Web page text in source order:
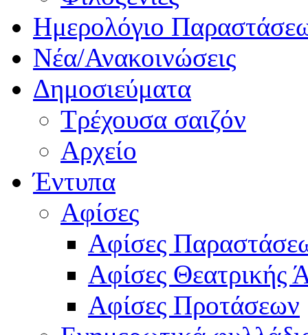
Ημερολόγιο
Νέα/Ανακοινώσεις
Δημοσιεύματα
Τρέχουσα σαιζόν
Αρχείο
Έντυπα
Αφίσες
Αφίσες
Αφίσες Θεατρικής
Αφίσες Προτάσεων